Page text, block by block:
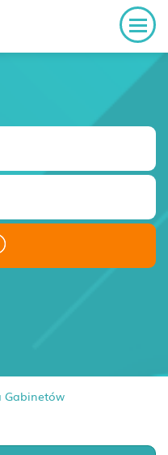
Gabinetów